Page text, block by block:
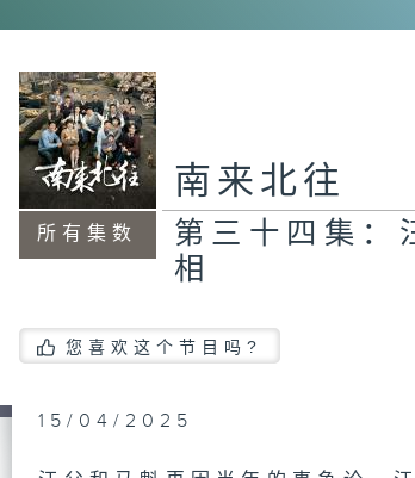
所有集数
南来北往
第三十四集：
相
您喜欢这个节目吗?
15/04/2025